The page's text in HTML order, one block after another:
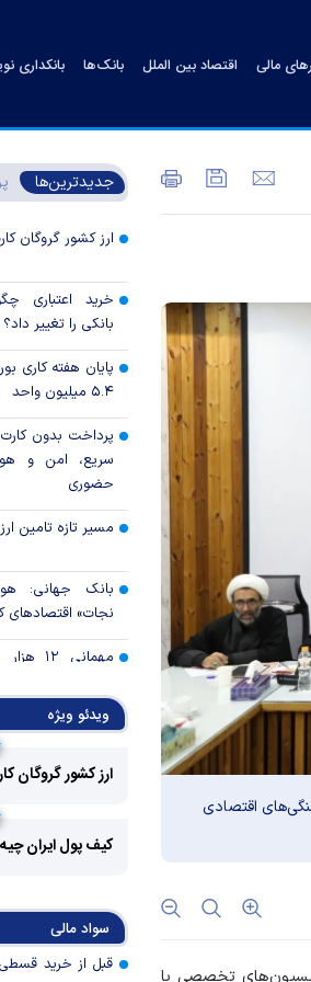
مالی اقتصاد بین الملل بانک‌ها بانکداری
اقتصادی
تخصصی با
جدیدترین‌ها
ارز کشور گروگان
خرید اعتباری
بانکی را تغییر داد؟
پایان هفته
۵.۴ میلیون واحد
پرداخت بدون کارت
سریع، امن و
حضوری
مسیر تازه تامین
بانک جهانی:
نجات» اقتصادهای
بسته‌های معیشتی
بازارهای آسیا صعود
تغییر زمان‌بندی
خانوار‌ها اعتبار
می‌کنند
بانک مرکزی:
تقاضاهای
کنترل تورم؛
ویدئو ویژه
ارز کشور گروگان
کیف پول ایران
سواد مالی